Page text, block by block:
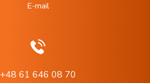
E-mail
+48 61 646 08 70